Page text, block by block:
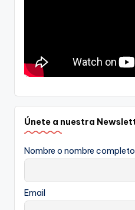
Únete a nuestra
Nombre o nombre completo
Email